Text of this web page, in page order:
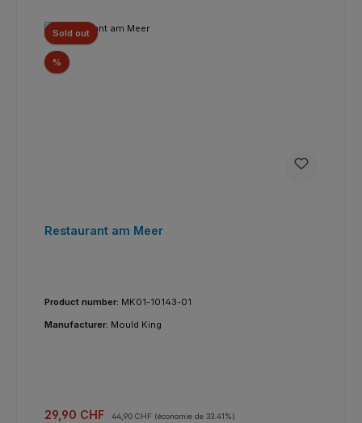
Sold out
%Réduction
Restaurant am Meer
Product number: MK01-10143-01
Manufacturer: Mould King
Prix de vente :
29,90 CHF Prix régulier :
44,90 CHF (économie de 33.41%)